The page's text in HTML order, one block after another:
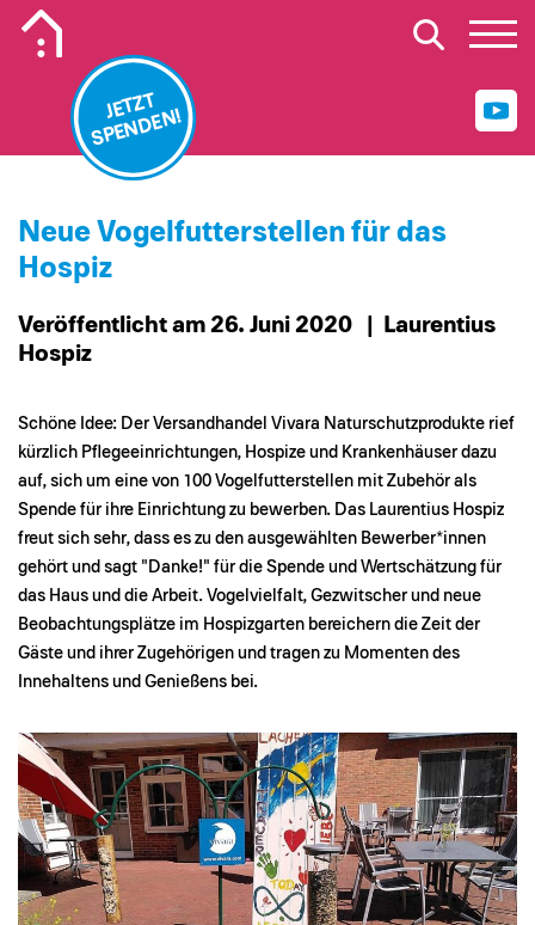
JETZT
SPENDEN!
Neue Vogelfutterstellen für das
Hospiz
Veröffentlicht am 26. Juni 2020
| Laurentius
Hospiz
Schöne Idee: Der Versandhandel Vivara Naturschutzprodukte rief
kürzlich Pflegeeinrichtungen, Hospize und Krankenhäuser dazu
auf, sich um eine von 100 Vogelfutterstellen mit Zubehör als
Spende für ihre Einrichtung zu bewerben. Das Laurentius Hospiz
freut sich sehr, dass es zu den ausgewählten Bewerber*innen
gehört und sagt "Danke!" für die Spende und Wertschätzung für
das Haus und die Arbeit. Vogelvielfalt, Gezwitscher und neue
Beobachtungsplätze im Hospizgarten bereichern die Zeit der
Gäste und ihrer Zugehörigen und tragen zu Momenten des
Innehaltens und Genießens bei.
Mobiles Logo Mission Lebenshaus